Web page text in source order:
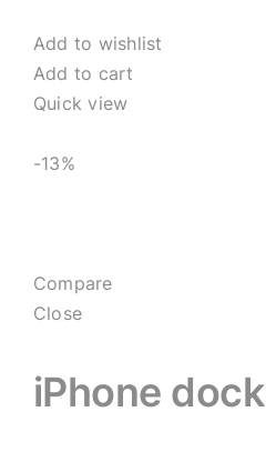
Add to wishlist
Add to cart
Quick view
-13%
Compare
Close
iPhone dock